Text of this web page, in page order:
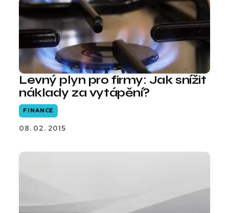
Levný plyn pro firmy: Jak snížit
náklady za vytápění?
FINANCE
08. 02. 2015